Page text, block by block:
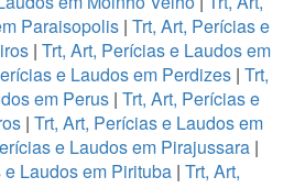
Paraisopolis | Trt, Art, Perícias e
| Trt, Art, Perícias e Laudos em
e Laudos em Perdizes | Trt,
em Perus| Trt, Art, Perícias e
| Trt, Art, Perícias e Laudos em
e Laudos em Pirajussara |
Laudos em Pirituba| Trt, Art,